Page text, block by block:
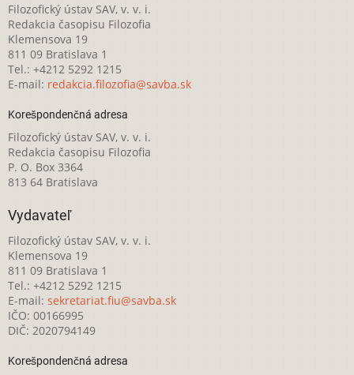
Filozofický ústav SAV, v. v. i.
Redakcia časopisu Filozofia
Klemensova 19
811 09 Bratislava 1
Tel.: +4212 5292 1215
E-mail: redakcia.filozofia@savba.sk
Korešpondenčná adresa
Filozofický ústav SAV, v. v. i.
Redakcia časopisu Filozofia
P. O. Box 3364
813 64 Bratislava
Vydavateľ
Filozofický ústav SAV, v. v. i.
Klemensova 19
811 09 Bratislava 1
Tel.: +4212 5292 1215
E-mail: sekretariat.fiu@savba.sk
IČO: 00166995
DIČ: 2020794149
Korešpondenčná adresa